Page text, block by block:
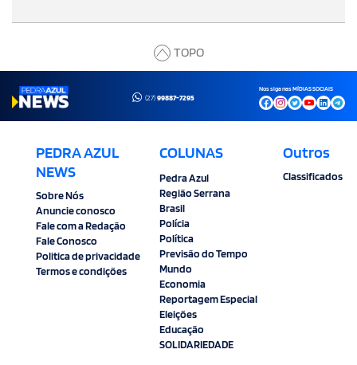
TOPO
(27)99887-7295
Nos siga nas MÍDIAS SOCIAIS
PEDRA AZUL
NEWS
Sobre Nós
Anuncie conosco
Fale com a Redação
Fale Conosco
Politica de privacidade
Termos e condições
COLUNAS
Pedra Azul
Região Serrana
Brasil
Polícia
Política
Previsão do Tempo
Mundo
Economia
Reportagem Especial
Eleições
Educação
SOLIDARIEDADE
Outros
Classificados